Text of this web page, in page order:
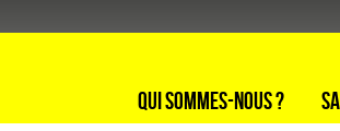
Qui sommes-nous ?